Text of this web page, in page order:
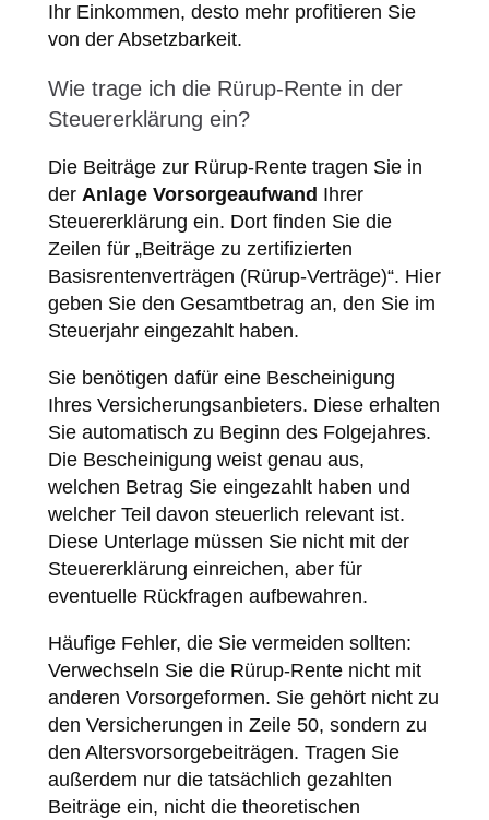
Ihr Einkommen, desto mehr profitieren Sie
von der Absetzbarkeit.
Wie trage ich die Rürup-Rente in der
Steuererklärung ein?
Die Beiträge zur Rürup-Rente tragen Sie in
der Anlage Vorsorgeaufwand Ihrer
Steuererklärung ein. Dort finden Sie die
Zeilen für „Beiträge zu zertifizierten
Basisrentenverträgen (Rürup-Verträge)“. Hier
geben Sie den Gesamtbetrag an, den Sie im
Steuerjahr eingezahlt haben.
Sie benötigen dafür eine Bescheinigung
Ihres Versicherungsanbieters. Diese erhalten
Sie automatisch zu Beginn des Folgejahres.
Die Bescheinigung weist genau aus,
welchen Betrag Sie eingezahlt haben und
welcher Teil davon steuerlich relevant ist.
Diese Unterlage müssen Sie nicht mit der
Steuererklärung einreichen, aber für
eventuelle Rückfragen aufbewahren.
Häufige Fehler, die Sie vermeiden sollten:
Verwechseln Sie die Rürup-Rente nicht mit
anderen Vorsorgeformen. Sie gehört nicht zu
den Versicherungen in Zeile 50, sondern zu
den Altersvorsorgebeiträgen. Tragen Sie
außerdem nur die tatsächlich gezahlten
Beiträge ein, nicht die theoretischen